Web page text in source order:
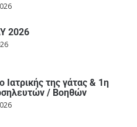
2026
Ιατρικής της γάτας & 1η
/ Βοηθών